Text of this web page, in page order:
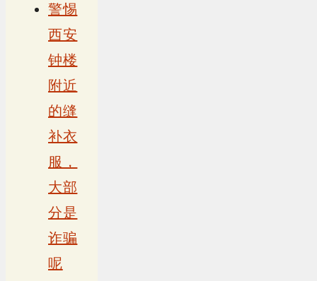
警惕
西安
钟楼
附近
的缝
补衣
服，
大部
分是
诈骗
呢